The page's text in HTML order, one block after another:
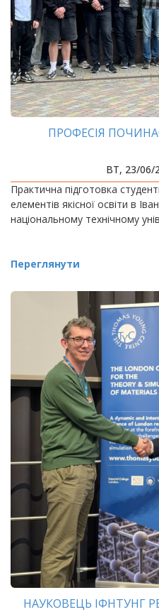
ПРОФЕСІЯ
ВТ, 23/06/
Практична підготовка
елементів якісної освіти в
національному технічному
Переглянути
НАУКОВЕЦЬ ІФНТУНГ